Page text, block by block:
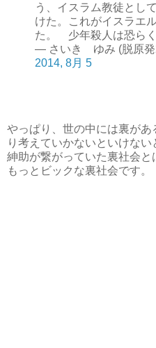
う、イスラム教徒とし
けた。これがイスラエ
た。 少年殺人は恐ら
— さいき ゆみ (脱原発
2014, 8月 5
やっぱり、世の中には裏が
り考えていかないといけない
紳助が繋がっていた裏社会と
もっとビックな裏社会です。